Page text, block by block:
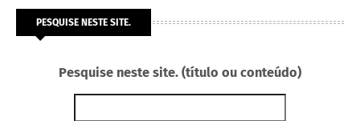
PESQUISE NESTE SITE.
Pesquise neste site. (título ou conteúdo)